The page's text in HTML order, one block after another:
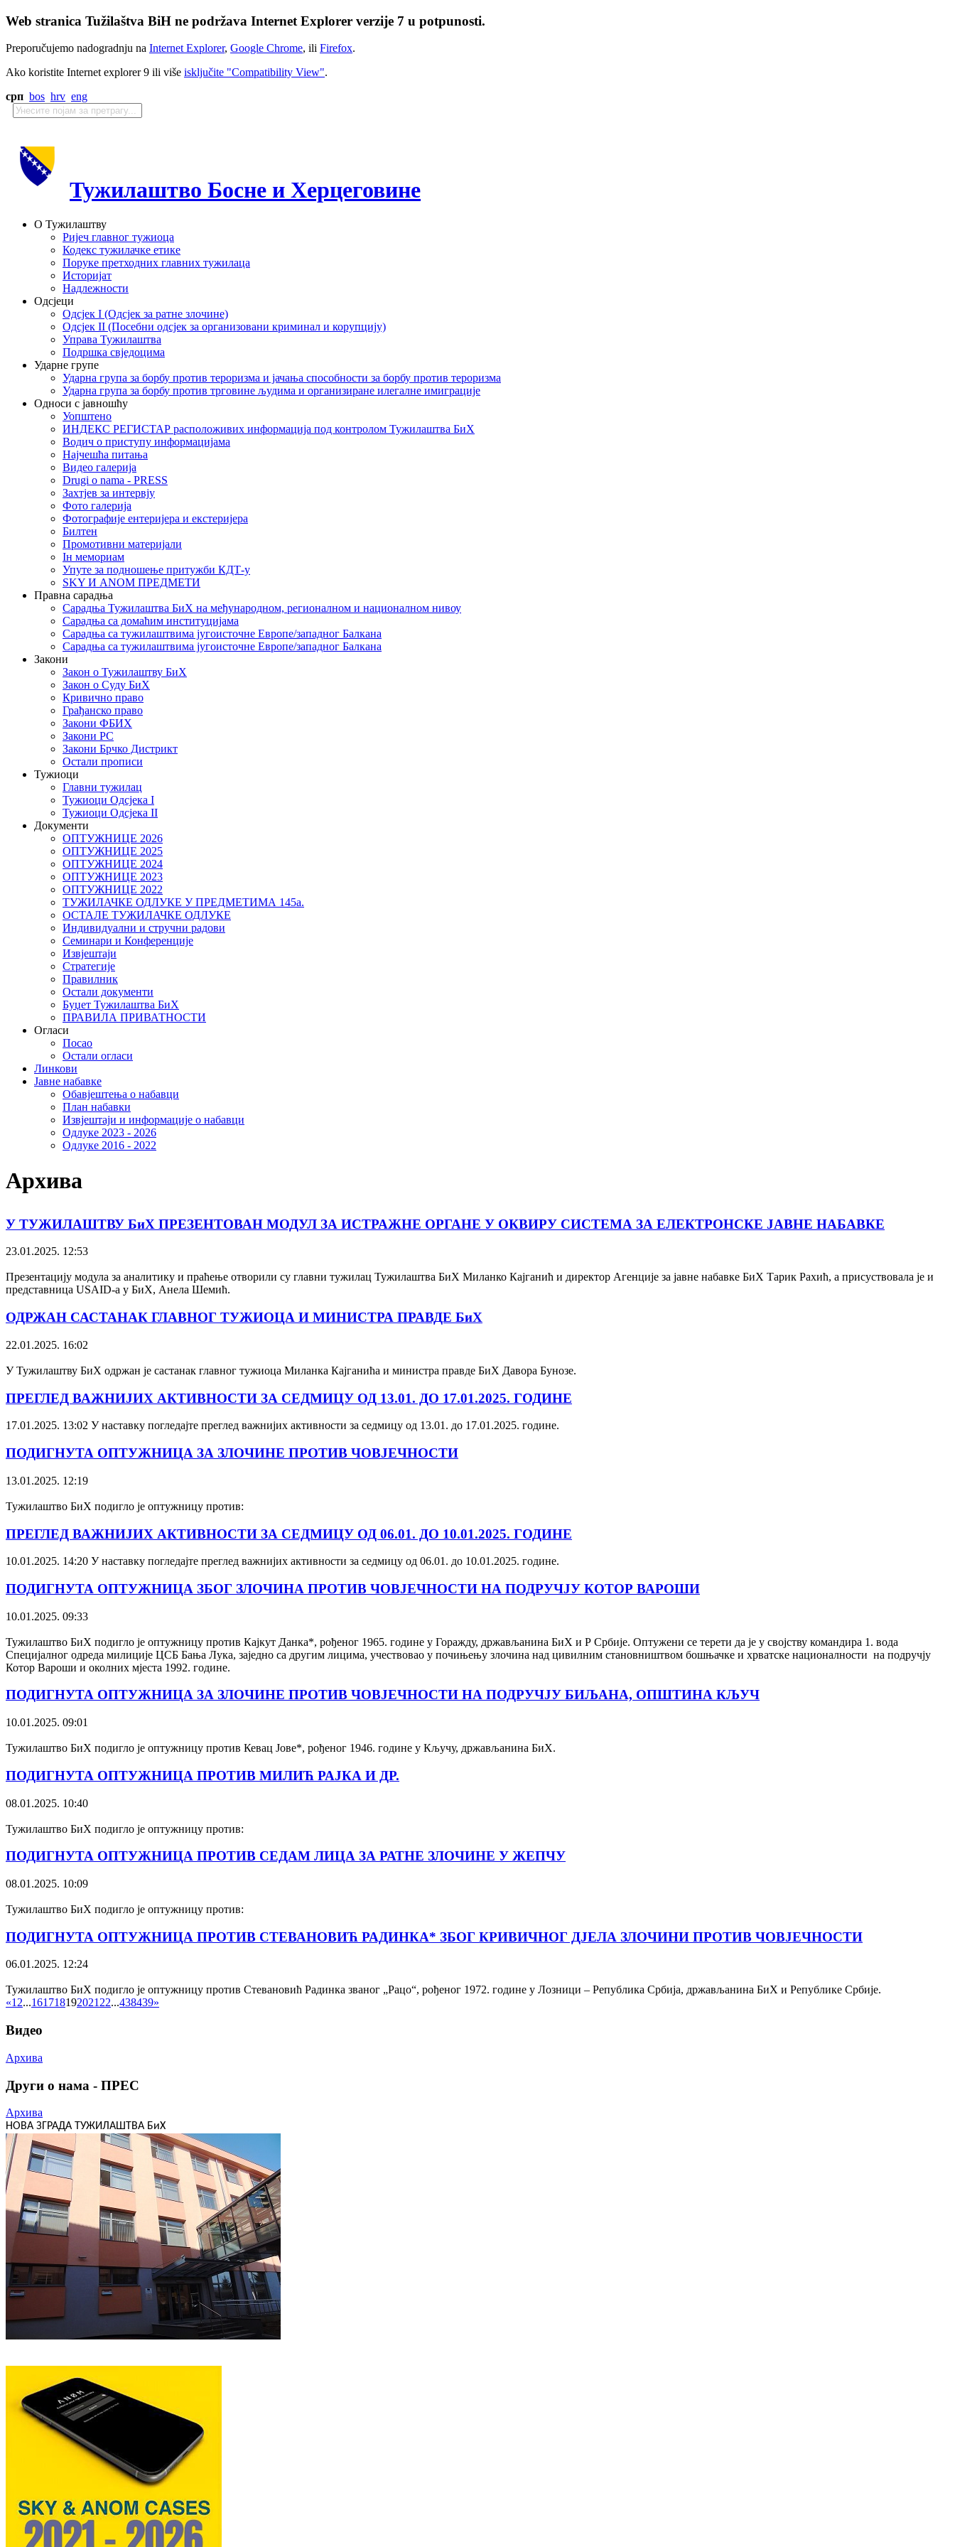
Web stranica Tužilaštva BiH ne podržava Internet Explorer verzije 7 u potpunosti.
Preporučujemo nadogradnju na Internet Explorer, Google Chrome, ili Firefox.
Ako koristite Internet explorer 9 ili više isključite "Compatibility View".
срп bos hrv eng
Тужилаштво Босне и Херцеговине
О Тужилаштву
Ријеч главног тужиоца
Кодекс тужилачке етике
Поруке претходних главних тужилаца
Историјат
Надлежности
Одсјеци
Одсјек I (Одсјек за ратне злочине)
Одсјек II (Посебни одсјек за организовани криминал и корупцију)
Управа Тужилаштва
Подршка свједоцима
Ударне групе
Ударна група за борбу против тероризма и јачања способности за борбу против тероризма
Ударна група за борбу против трговине људима и организиране илегалне имиграције
Односи с јавношћу
Уопштено
ИНДЕКС РЕГИСТАР расположивих информација под контролом Тужилаштва БиХ
Водич о приступу информацијама
Најчешћа питања
Видео галерија
Drugi o nama - PRESS
Захтјев за интервју
Фото галерија
Фотографије ентеријера и екстеријера
Билтен
Промотивни материјали
Iн мемориам
Упуте за подношење притужби КДТ-у
SKY И ANOM ПРЕДМЕТИ
Правна сарадња
Сарадња Тужилаштва БиХ на међународном, регионалном и националном нивоу
Сарадња са домаћим институцијама
Сарадња са тужилаштвима југоисточне Европе/западног Балкана
Сарадња са тужилаштвима југоисточне Европе/западног Балкана
Закони
Закон о Тужилаштву БиХ
Закон о Суду БиХ
Кривично право
Грађанско право
Закони ФБИХ
Закони РС
Закони Брчко Дистрикт
Остали прописи
Тужиоци
Главни тужилац
Тужиоци Oдсјекa I
Тужиоци Oдсјекa II
Документи
ОПТУЖНИЦЕ 2026
ОПТУЖНИЦЕ 2025
ОПТУЖНИЦЕ 2024
ОПТУЖНИЦЕ 2023
ОПТУЖНИЦЕ 2022
ТУЖИЛАЧКЕ ОДЛУКЕ У ПРЕДМЕТИМА 145а.
ОСТАЛЕ ТУЖИЛАЧКЕ ОДЛУКЕ
Индивидуални и стручни радови
Семинари и Конференције
Извјештаји
Стратегије
Правилник
Остали документи
Буџет Тужилаштва БиХ
ПРАВИЛА ПРИВАТНОСТИ
Огласи
Посао
Остали огласи
Линкови
Јавне набавке
Обавјештења о набавци
План набавки
Извјештаји и информације о набавци
Одлуке 2023 - 2026
Одлуке 2016 - 2022
Архива
У ТУЖИЛАШТВУ БиХ ПРЕЗЕНТОВАН МОДУЛ ЗА ИСТРАЖНЕ ОРГАНЕ У ОКВИРУ СИСТЕМА ЗА ЕЛЕКТРОНСКЕ ЈАВНЕ НАБАВКЕ
23.01.2025. 12:53
Презентацију модула за аналитику и праћење отворили су главни тужилац Тужилаштва БиХ Миланко Кајганић и директор Агенције за јавне набавке БиХ Тарик Рахић, а присуствовала је и
представница USAID-а у БиХ, Анела Шемић.
ОДРЖАН САСТАНАК ГЛАВНОГ ТУЖИОЦА И МИНИСТРА ПРАВДЕ БиХ
22.01.2025. 16:02
У Тужилаштву БиХ одржан је састанак главног тужиоца Миланка Кајганића и министра правде БиХ Давора Бунозе.
ПРЕГЛЕД ВАЖНИЈИХ АКТИВНОСТИ ЗА СЕДМИЦУ ОД 13.01. ДО 17.01.2025. ГОДИНЕ
17.01.2025. 13:02 У наставку погледајте преглед важнијих активности за седмицу од 13.01. до 17.01.2025. године.
ПОДИГНУТА ОПТУЖНИЦА ЗА ЗЛОЧИНЕ ПРОТИВ ЧОВЈЕЧНОСТИ
13.01.2025. 12:19
Тужилаштво БиХ подигло је оптужницу против:
ПРЕГЛЕД ВАЖНИЈИХ АКТИВНОСТИ ЗА СЕДМИЦУ ОД 06.01. ДО 10.01.2025. ГОДИНЕ
10.01.2025. 14:20 У наставку погледајте преглед важнијих активности за седмицу од 06.01. до 10.01.2025. године.
ПОДИГНУТА ОПТУЖНИЦА ЗБОГ ЗЛОЧИНА ПРОТИВ ЧОВЈЕЧНОСТИ НА ПОДРУЧЈУ КОТОР ВАРОШИ
10.01.2025. 09:33
Тужилаштво БиХ подигло је оптужницу против Кајкут Данка*, рођеног 1965. године у Горажду, држављанина БиХ и Р Србије. Оптужени се терети да је у својству командира 1. вода
Специјалног одреда милиције ЦСБ Бања Лука, заједно са другим лицима, учествовао у почињењу злочина над цивилним становништвом бошњачке и хрватске националности на подручју
Котор Вароши и околних мјеста 1992. године.
ПОДИГНУТА ОПТУЖНИЦА ЗА ЗЛОЧИНЕ ПРОТИВ ЧОВЈЕЧНОСТИ НА ПОДРУЧЈУ БИЉАНА, ОПШТИНА КЉУЧ
10.01.2025. 09:01
Тужилаштво БиХ подигло је оптужницу против Кевац Јове*, рођеног 1946. године у Кључу, држављанина БиХ.
ПОДИГНУТА ОПТУЖНИЦА ПРОТИВ МИЛИЋ РАЈКА И ДР.
08.01.2025. 10:40
Тужилаштво БиХ подигло је оптужницу против:
ПОДИГНУТА ОПТУЖНИЦА ПРОТИВ СЕДАМ ЛИЦА ЗА РАТНЕ ЗЛОЧИНЕ У ЖЕПЧУ
08.01.2025. 10:09
Тужилаштво БиХ подигло је оптужницу против:
ПОДИГНУТА ОПТУЖНИЦА ПРОТИВ СТЕВАНОВИЋ РАДИНКА* ЗБОГ КРИВИЧНОГ ДЈЕЛА ЗЛОЧИНИ ПРОТИВ ЧОВЈЕЧНОСТИ
06.01.2025. 12:24
Тужилаштво БиХ подигло је оптужницу против Стевановић Радинка званог „Рацо“, рођеног 1972. године у Лозници – Република Србија, држављанина БиХ и Републике Србије.
«12...16171819202122...438439»
Видео
Архива
Други о нама - ПРЕС
Архива
НОВА ЗГРАДА ТУЖИЛАШТВА БиХ